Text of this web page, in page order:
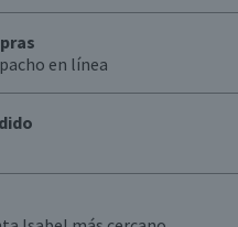
en línea